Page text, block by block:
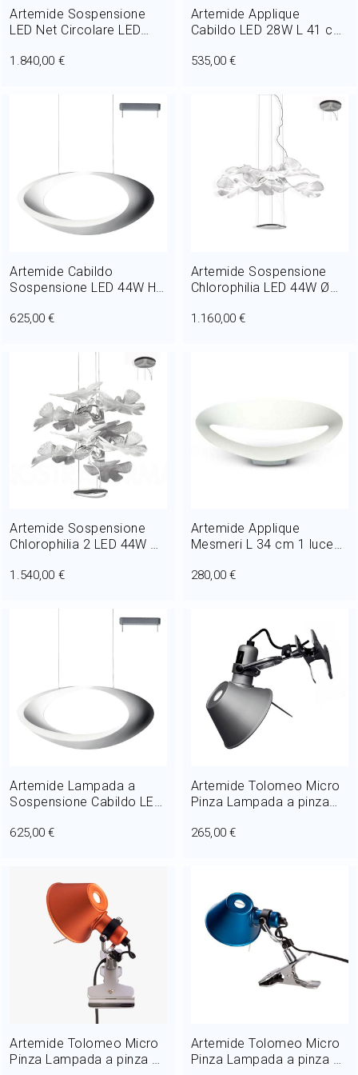
Artemide Sospensione
LED Net Circolare LED
1.840,00 €
Artemide Applique
Cabildo LED 28W L 41 cm
535,00 €
Artemide Cabildo
Sospensione LED 44W H
625,00 €
Artemide Sospensione
Chlorophilia LED 44W Ø
1.160,00 €
Artemide Sospensione
Chlorophilia 2 LED 44W Ø
1.540,00 €
Artemide Applique
Mesmeri L 34 cm 1 luce
280,00 €
Artemide Lampada a
Sospensione Cabildo LED
625,00 €
Artemide Tolomeo Micro
Pinza Lampada a pinza
265,00 €
Artemide Tolomeo Micro
Pinza Lampada a pinza 1
Artemide Tolomeo Micro
Pinza Lampada a pinza 1